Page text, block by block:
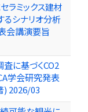
ラミックス建材
シナリオ分析
会講演要旨
に基づくCO2
学会研究発表
) 2026/03